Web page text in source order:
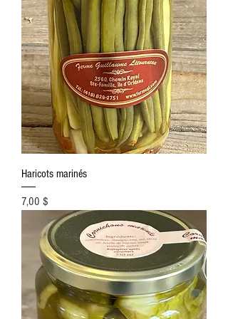
Haricots marinés
Prix
7,00 $